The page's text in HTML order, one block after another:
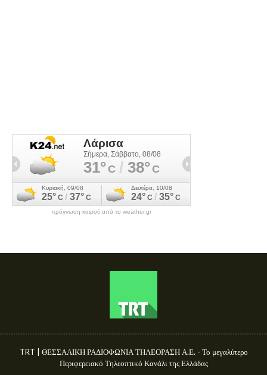
πρόγνωση καιρού από το weather.gr
TRT | ΘΕΣΣΑΛΙΚΗ ΡΑΔΙΟΦΩΝΙΑ ΤΗΛΕΟΡΑΣΗ Α.Ε. - Το μεγαλύτερο
Περιφερειακό Τηλεοπτικό Κανάλι της Ελλάδας